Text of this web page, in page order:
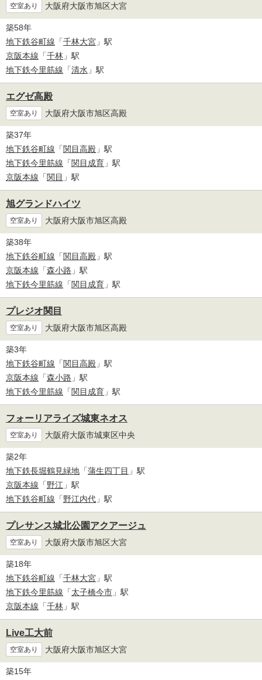
空室あり 大阪府大阪市旭区大宮
築58年
地下鉄谷町線 「千林大宮 」駅
京阪本線 「千林 」駅
地下鉄今里筋線 「清水 」駅
エグゼ高殿
空室あり 大阪府大阪市旭区高殿
築37年
地下鉄谷町線 「関目高殿 」駅
地下鉄今里筋線 「関目成育 」駅
京阪本線 「関目 」駅
旭グランドハイツ
空室あり 大阪府大阪市旭区高殿
築38年
地下鉄谷町線 「関目高殿 」駅
京阪本線 「森小路 」駅
地下鉄今里筋線 「関目成育 」駅
プレジオ関目
空室あり 大阪府大阪市旭区高殿
築3年
地下鉄谷町線 「関目高殿 」駅
京阪本線 「森小路 」駅
地下鉄今里筋線 「関目成育 」駅
フォーリアライズ城東ネオス
空室あり 大阪府大阪市城東区中央
築2年
地下鉄長堀鶴見緑地 「蒲生四丁目 」駅
京阪本線 「野江 」駅
地下鉄谷町線 「野江内代 」駅
プレサンス城北公園アクアージュ
空室あり 大阪府大阪市旭区大宮
築18年
地下鉄谷町線 「千林大宮 」駅
地下鉄今里筋線 「太子橋今市 」駅
京阪本線 「千林 」駅
Live工大前
空室あり 大阪府大阪市旭区大宮
築15年